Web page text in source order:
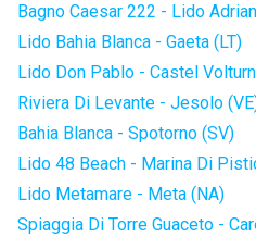
Bagno Caesar 222 - Lido
Lido Bahia Blanca - Gaeta (LT)
Lido Don Pablo - Castel
Riviera Di Levante - Jesolo
Bahia Blanca - Spotorno (SV)
Lido 48 Beach - Marina Di
Lido Metamare - Meta (NA)
Spiaggia Di Torre Guaceto -